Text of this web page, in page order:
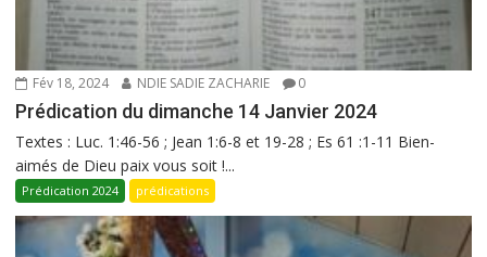
Fév 18, 2024 NDIE SADIE ZACHARIE 0
Prédication du dimanche 14 Janvier 2024
Textes : Luc. 1:46-56 ; Jean 1:6-8 et 19-28 ; Es 61 :1-11 Bien-
aimés de Dieu paix vous soit !...
Prédication 2024 prédications